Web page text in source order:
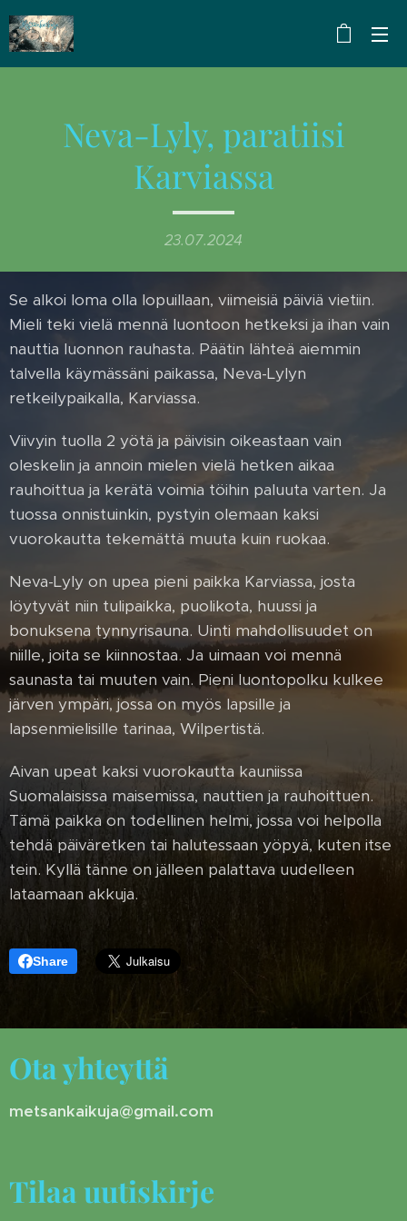
Neva-Lyly, paratiisi
Karviassa
23.07.2024
Se alkoi loma olla lopuillaan, viimeisiä päiviä vietiin.
Mieli teki vielä mennä luontoon hetkeksi ja ihan vain
nauttia luonnon rauhasta. Päätin lähteä aiemmin
talvella käymässäni paikassa, Neva-Lylyn
retkeilypaikalla, Karviassa.
Viivyin tuolla 2 yötä ja päivisin oikeastaan vain
oleskelin ja annoin mielen vielä hetken aikaa
rauhoittua ja kerätä voimia töihin paluuta varten. Ja
tuossa onnistuinkin, pystyin olemaan kaksi
vuorokautta tekemättä muuta kuin ruokaa.
Neva-Lyly on upea pieni paikka Karviassa, josta
löytyvät niin tulipaikka, puolikota, huussi ja
bonuksena tynnyrisauna. Uinti mahdollisuudet on
niille, joita se kiinnostaa. Ja uimaan voi mennä
saunasta tai muuten vain. Pieni luontopolku kulkee
järven ympäri, jossa on myös lapsille ja
lapsenmielisille tarinaa, Wilpertistä.
Aivan upeat kaksi vuorokautta kauniissa
Suomalaisissa maisemissa, nauttien ja rauhoittuen.
Tämä paikka on todellinen helmi, jossa voi helpolla
tehdä päiväretken tai halutessaan yöpyä, kuten itse
tein. Kyllä tänne on jälleen palattava uudelleen
lataamaan akkuja.
Share
Ota yhteyttä
metsankaikuja@gmail.com
Tilaa uutiskirje